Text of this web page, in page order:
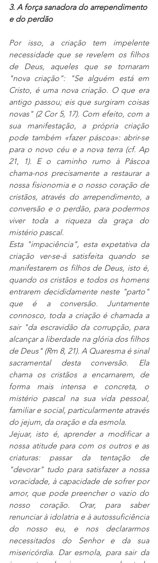
3. A força sanadora do arrependimento
e do perdão
Por isso, a criação tem impelente
necessidade que se revelem os filhos
de Deus, aqueles que se tornaram
"nova criação": "Se alguém está em
Cristo, é uma nova criação. O que era
antigo passou; eis que surgiram coisas
novas" (2 Cor 5, 17). Com efeito, com a
sua manifestação, a própria criação
pode também «fazer páscoa»: abrir-se
para o novo céu e a nova terra (cf. Ap
21, 1). E o caminho rumo à Páscoa
chama-nos precisamente a restaurar a
nossa fisionomia e o nosso coração de
cristãos, através do arrependimento, a
conversão e o perdão, para podermos
viver toda a riqueza da graça do
mistério pascal.
Esta "impaciência", esta expetativa da
criação ver-se-á satisfeita quando se
manifestarem os filhos de Deus, isto é,
quando os cristãos e todos os homens
entrarem decididamente neste "parto"
que é a conversão. Juntamente
connosco, toda a criação é chamada a
sair "da escravidão da corrupção, para
alcançar a liberdade na glória dos filhos
de Deus" (Rm 8, 21). A Quaresma é sinal
sacramental desta conversão. Ela
chama os cristãos a encarnarem, de
forma mais intensa e concreta, o
mistério pascal na sua vida pessoal,
familiar e social, particularmente através
do jejum, da oração e da esmola.
Jejuar, isto é, aprender a modificar a
nossa atitude para com os outros e as
criaturas: passar da tentação de
"devorar" tudo para satisfazer a nossa
voracidade, à capacidade de sofrer por
amor, que pode preencher o vazio do
nosso coração. Orar, para saber
renunciar à idolatria e à autossuficiência
do nosso eu, e nos declararmos
necessitados do Senhor e da sua
misericórdia. Dar esmola, para sair da